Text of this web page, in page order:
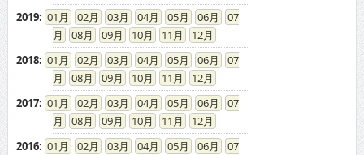
2019: 01 02 03 04 05 06
07
08
09 10 11
12
2018: 01 02 03 04 05 06
07
08
09 10 11
12
2017: 01 02 03 04 05 06
07
08
09 10 11
12
2016: 01 02 03 04 05 06
07